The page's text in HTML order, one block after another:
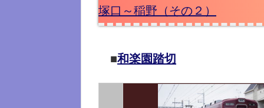
塚口～稲野（その２）
■和楽園踏切